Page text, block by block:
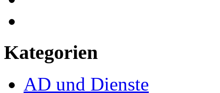
Kategorien
AD und Dienste